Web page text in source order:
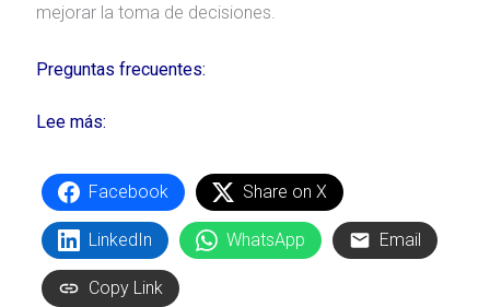
mejorar la toma de decisiones.
Preguntas frecuentes:
Lee más:
Facebook Share on X
LinkedIn WhatsApp Email
Copy Link